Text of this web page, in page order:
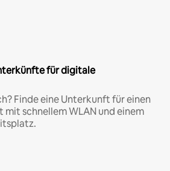
für digitale
Finde eine Unterkunft für einen
schnellem WLAN und einem